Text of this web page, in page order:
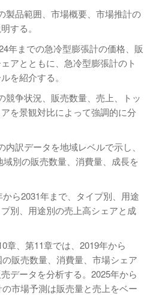
製品範囲、市場概要、市場推計の
する。
年までの急冷型膨張計の価格、販
アとともに、急冷型膨張計のト
を紹介する。
競争状況、販売数量、売上、トッ
を景観対比によって強調的に分
訳データを地域レベルで示し、
別の販売数量、消費量、成長を
ら2031年まで、タイプ別、用途
別、用途別の売上高シェアと成
章、第11章では、2019年から
販売数量、消費量、市場シェア
データを分析する。2025年から
市場予測は販売量と売上をベー